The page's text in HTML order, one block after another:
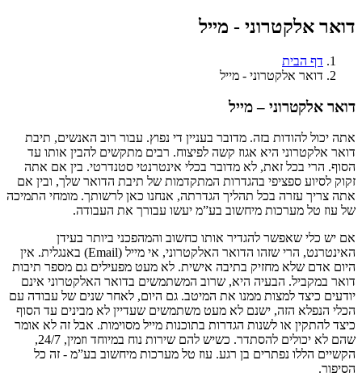
דואר אלקטרוני - מייל
דף הבית
דואר אלקטרוני - מייל
דואר אלקטרוני – מייל
אתה יכול להודות בזה. מדובר בעניין די נפוץ. עבור רוב האנשים, תיבת
דואר אלקטרוני היא אגוז קשה לפיצוח. רבים מתקשים להבין אותו עד
הסוף. הרי בכל זאת, לא מדובר בכלי אינטרנטי סטנדרטי. בין אם אתה
זקוק לסיוע ספציפי בהגדרות המתקדמות של תיבת הדואר שלך, ובין אם
אתה צריך עזרה בכל תהליך הגדרתה, אנחנו כאן לרשותך. מומחי התמיכה
של עוז טל מערכות מיחשוב בע”מ יעשו עבורך את העבודה.
אם יש כלי שאפשר להגדיר אותו כחשוב והמהפכני ביותר בעידן
האינטרנט, הרי שזהו הדואר האלקטרוני, אי מייל (Email) באנגלית. אין
היום אדם שלא מחזיק בתיבה אישית. לא מעט מפעילים גם מספר תיבות
דואר במקביל. הבעיה היא, שרוב המשתמשים בדואר האלקטרוני אינם
יודעים כיצד למצות ממנו את המיטב. גם היום, לאחר שנים של עבודה עם
הכלי הנפלא הזה, ישנם לא מעט משתמשים שעדיין לא מבינים עד הסוף
כיצד להתקין או לשנות הגדרות בתוכנות מייל מסוימות. אבל זה לא אומר
שהם לא יכולים להסתדר. כשיש להם שירות נוח במיוחד וזמין, 24/7,
הקשיים הללו נפתרים בן רגע. עוז טל מערכות מיחשוב בע”מ - זה כל
הסיפור.